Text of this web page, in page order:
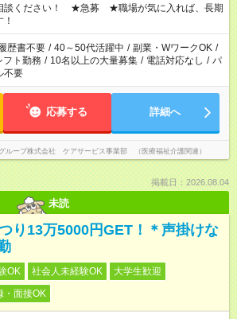
就業はご案内できません ※法令に基づき、週20時
社会保険への加入対象となります ※労働者派遣法
の原則禁止）により、短時間・短期間の就業はご
場合があります
談ください！ ★急募 ★職場が気に入れば、長期
歴書不要 / 40～50代活躍中 / 副業・WワークOK /
フト勤務 / 10名以上の大量募集 / 電話対応なし / パ
不要
応募する 詳細へ
ループ株式会社 ケアサービス事業部 （医療福祉介護関連）
掲載日：2026.08.04
未読
り13万5000円GET！＊声掛けな
OK 社会人未経験OK
大学生歓迎
・面接OK